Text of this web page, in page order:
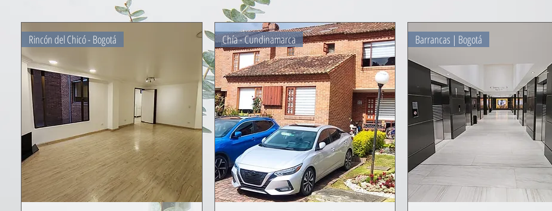
Rincón del Chicó - Bogotá Chía - Cundinamarca Barrancas | Bogotá